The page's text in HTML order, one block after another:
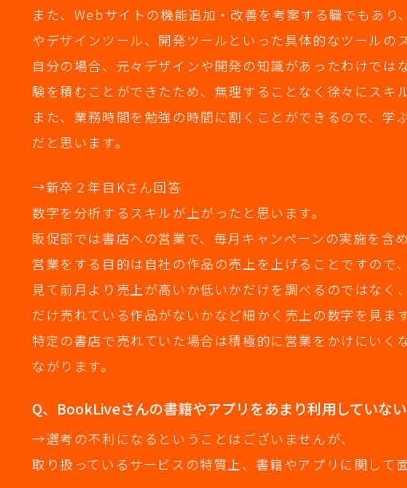
また、Webサイトの機能追加・改善を考案する職でもあ
やデザインツール、開発ツールといった具体的なツールの
自分の場合、元々デザインや開発の知識があったわけで
験を積むことができたため、無理することなく徐々にスキ
また、業務時間を勉強の時間に割くことができるので、
だと思います。
→新卒２年目Kさん回答
数字を分析するスキルが上がったと思います。
販促部では書店への営業で、毎月キャンペーンの実施を含
営業をする目的は自社の作品の売上を上げることですの
見て前月より売上が高いか低いかだけを調べるのではな
だけ売れている作品がないかなど細かく売上の数字を見ます
特定の書店で売れていた場合は積極的に営業をかけにい
ながります。
Q、BookLiveさんの書籍やアプリをあまり利用していな
→選考の不利になるということはございませんが、
取り扱っているサービスの特質上、書籍やアプリに関して